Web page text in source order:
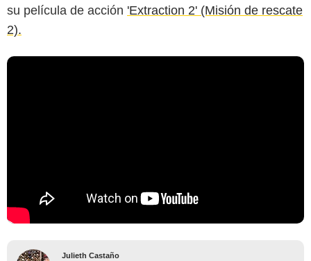
su película de acción 'Extraction 2' (Misión de rescate
2).
Julieth Castaño